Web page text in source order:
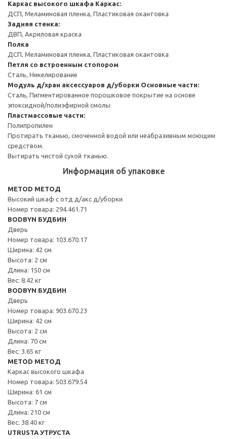
Каркас высокого шкафа Каркас:
ДСП, Меламиновая пленка, Пластиковая окантовка
Задняя стенка:
ДВП, Акриловая краска
Полка
ДСП, Меламиновая пленка, Пластиковая окантовка
Петля со встроенным стопором
Сталь, Никелирование
Модуль д/хран аксессуаров д/уборки Основные части:
Сталь, Пигментированное порошковое покрытие на основе
эпоксидной/полиэфирной смолы
Пластмассовые части:
Полипропилен
Протирать тканью, смоченной водой или неабразивным моющим
средством.
Вытирать чистой сухой тканью.
Информация об упаковке
METOD МЕТОД
Высокий шкаф с отд д/акс д/уборки
Номер товара: 294.461.71
BODBYN БУДБИН
Дверь
Номер товара: 103.670.17
Ширина: 42 см
Высота: 2 см
Длина: 150 см
Вес: 8.42 кг
BODBYN БУДБИН
Дверь
Номер товара: 903.670.23
Ширина: 42 см
Высота: 2 см
Длина: 70 см
Вес: 3.65 кг
METOD МЕТОД
Каркас высокого шкафа
Номер товара: 503.679.54
Ширина: 61 см
Высота: 7 см
Длина: 210 см
Вес: 38.40 кг
UTRUSTA УТРУСТА